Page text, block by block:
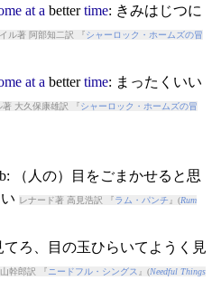
at a better time: きみはじつに
イル著 阿部知二訳 『シャーロック・ホームズの冒
at a better time: まったくいい
著 大久保康雄訳 『シャーロック・ホームズの冒
（人の）目をごまかせると思
レナード著 高見浩訳 『ラム・パンチ 』(Rum
てろ、目の玉ひらいてようく見
幹郎訳 『 ニードフル・シングス 』(Needful Things